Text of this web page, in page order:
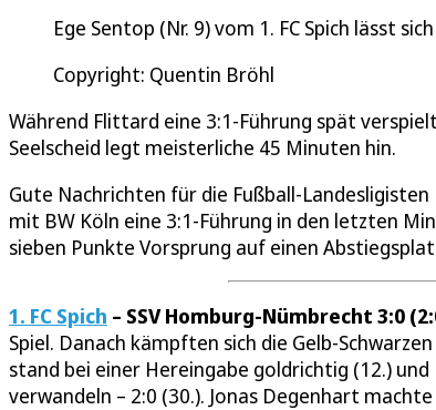
Ege Sentop (Nr. 9) vom 1. FC Spich lässt
Copyright: Quentin Bröhl
Während Flittard eine 3:1-Führung spät
Seelscheid legt meisterliche 45 Minuten hin.
Gute Nachrichten für die Fußball-
mit BW Köln eine 3:1-Führung in den letzten
sieben Punkte Vorsprung auf einen
1. FC Spich – SSV Homburg-Nümbrecht 3:0
Spiel. Danach kämpften sich die Gelb-
stand bei einer Hereingabe goldrichtig (12.)
verwandeln – 2:0 (30.). Jonas Degenhart